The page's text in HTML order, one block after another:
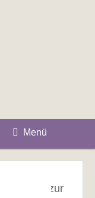
Menü
zur